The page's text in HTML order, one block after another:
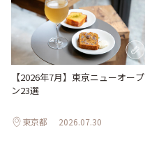
【2026年7月】東京ニューオープ
ン23選
東京都 2026.07.30